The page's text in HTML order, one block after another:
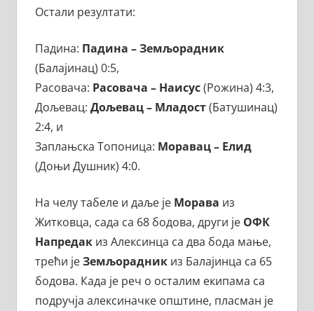
Остали резултати:
Падина: Падина – Земљорадник
(Балајинац) 0:5,
Расовача: Расовача – Наисус(Рожина) 4:3,
Дољевац: Дољевац – Младост(Батушинац)
2:4, и
Заплањска Топоница: Моравац – Елид
(Доњи Душник) 4:0.
На челу табеле и даље је Морава из
Житковца, сада са 68 бодова, други је ОФК
Напредакиз Алексинца са два бода мање,
трећи јеЗемљорадникиз Балајинца са 65
бодова. Када је реч о осталим екипама са
подручја алексиначке општине, пласман је